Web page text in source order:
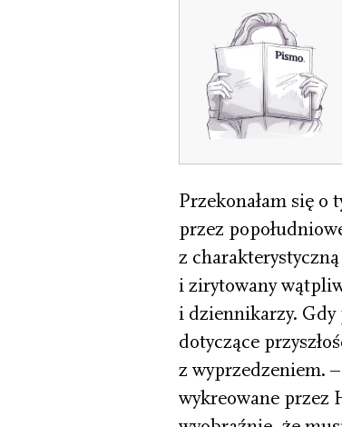
Przekonałam się
przez
z
i zirytowany
i dziennikarzy. Gdy
dotyczące
z wyprzedzeniem.
wykreowane przez